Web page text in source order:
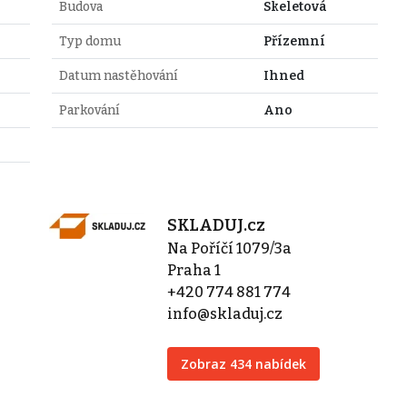
Budova Skeletová
Typ domu Přízemní
Datum nastěhování Ihned
Parkování Ano
SKLADUJ.cz
Na Poříčí 1079/3a
Praha 1
+420 774 881 774
info@skladuj.cz
Zobraz 434 nabídek